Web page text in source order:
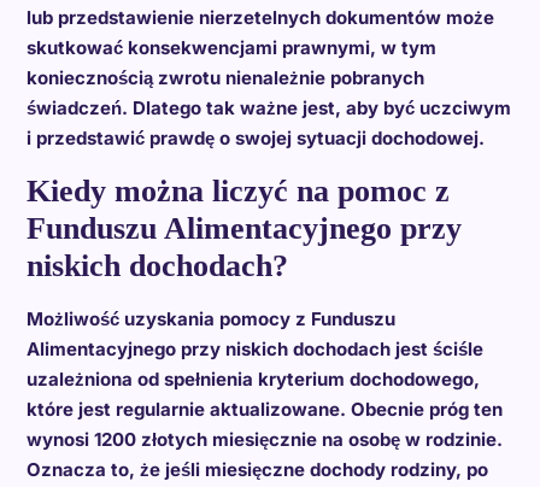
lub przedstawienie nierzetelnych dokumentów może
skutkować konsekwencjami prawnymi, w tym
koniecznością zwrotu nienależnie pobranych
świadczeń. Dlatego tak ważne jest, aby być uczciwym
i przedstawić prawdę o swojej sytuacji dochodowej.
Kiedy można liczyć na pomoc z
Funduszu Alimentacyjnego przy
niskich dochodach?
Możliwość uzyskania pomocy z Funduszu
Alimentacyjnego przy niskich dochodach jest ściśle
uzależniona od spełnienia kryterium dochodowego,
które jest regularnie aktualizowane. Obecnie próg ten
wynosi 1200 złotych miesięcznie na osobę w rodzinie.
Oznacza to, że jeśli miesięczne dochody rodziny, po